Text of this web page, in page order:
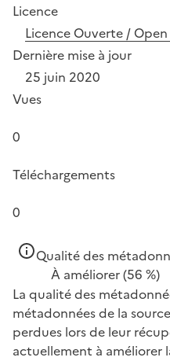
Licence
Licence Ouverte /
Dernière mise à jour
25 juin 2020
Vues
0
Téléchargements
0
Qualité des
À améliorer(56 %)
La qualité des
métadonnées de la
perdues lors de leur
actuellement à améliorer